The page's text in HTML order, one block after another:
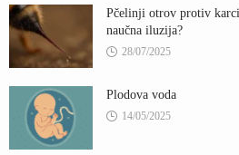
Pčelinji otrov protiv
naučna iluzija?
28/07/2025
Plodova voda
14/05/2025